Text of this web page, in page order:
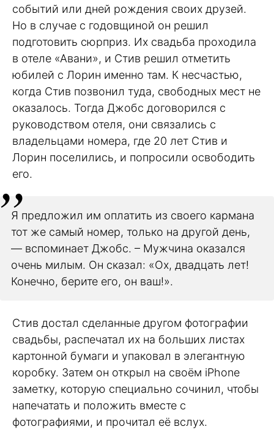
событий или дней рождения своих друзей.
Но в случае с годовщиной он решил
подготовить сюрприз. Их свадьба проходила
в отеле «Авани», и Стив решил отметить
юбилей с Лорин именно там. К несчастью,
когда Стив позвонил туда, свободных мест не
оказалось. Тогда Джобс договорился с
руководством отеля, они связались с
владельцами номера, где 20 лет Стив и
Лорин поселились, и попросили освободить
его.
Я предложил им оплатить из своего кармана
тот же самый номер, только на другой день,
— вспоминает Джобс. – Мужчина оказался
очень милым. Он сказал: «Ох, двадцать лет!
Конечно, берите его, он ваш!».
Стив достал сделанные другом фотографии
свадьбы, распечатал их на больших листах
картонной бумаги и упаковал в элегантную
коробку. Затем он открыл на своём iPhone
заметку, которую специально сочинил, чтобы
напечатать и положить вместе с
фотографиями, и прочитал её вслух.